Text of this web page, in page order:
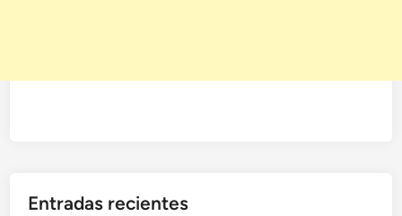
Entradas recientes